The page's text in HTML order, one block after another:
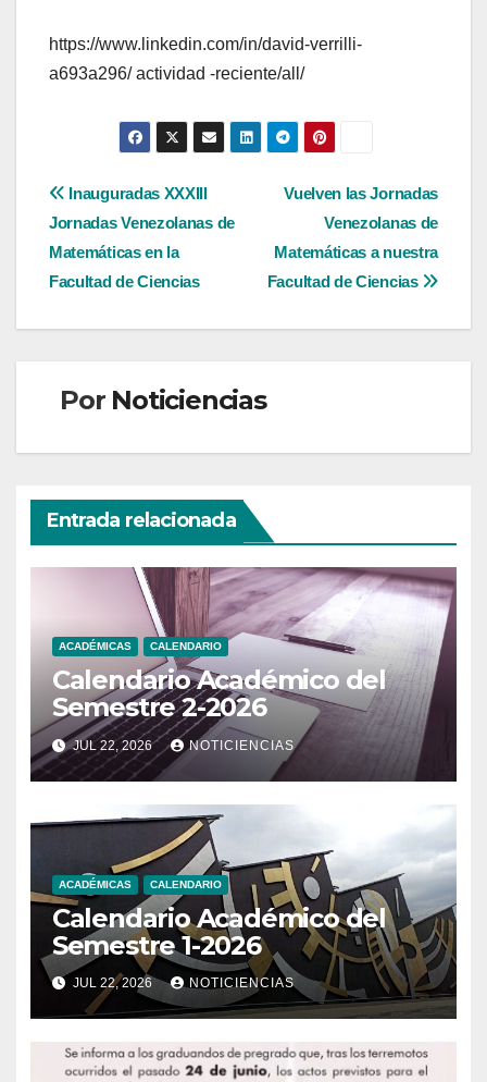
https://www.linkedin.com/in/david-verrilli-
a693a296/ actividad -reciente/all/
Navegación
de
entradas
Vuelven las Jornadas
Venezolanas de
Matemáticas a nuestra
Facultad de Ciencias
Inauguradas XXXIII
Jornadas Venezolanas de
Matemáticas en la
Facultad de Ciencias
Por Noticiencias
Entrada relacionada
ACADÉMICAS CALENDARIO
Calendario Académico del
Semestre 2-2026
JUL 22, 2026 NOTICIENCIAS
ACADÉMICAS CALENDARIO
Calendario Académico del
Semestre 1-2026
JUL 22, 2026 NOTICIENCIAS